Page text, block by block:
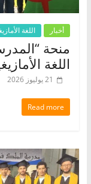
أخبار اللغة
منحة
اللغة
21 يوليوز 2026
Read more